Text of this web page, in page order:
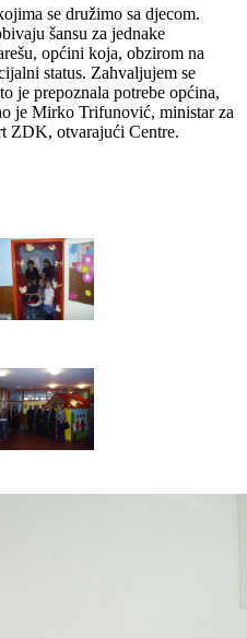
se družimo sa djecom.
šansu za jednake
općini koja, obzirom na
status. Zahvaljujem se
je prepoznala potrebe općina,
je Mirko Trifunović, ministar za
ZDK, otvarajući Centre.